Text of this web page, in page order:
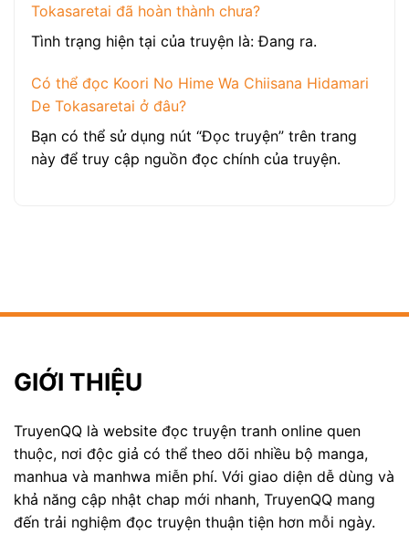
Tokasaretai đã hoàn thành chưa?
Tình trạng hiện tại của truyện là: Đang ra.
Có thể đọc Koori No Hime Wa Chiisana Hidamari
De Tokasaretai ở đâu?
Bạn có thể sử dụng nút “Đọc truyện” trên trang
này để truy cập nguồn đọc chính của truyện.
GIỚI THIỆU
TruyenQQ là website đọc truyện tranh online quen
thuộc, nơi độc giả có thể theo dõi nhiều bộ manga,
manhua và manhwa miễn phí. Với giao diện dễ dùng và
khả năng cập nhật chap mới nhanh, TruyenQQ mang
đến trải nghiệm đọc truyện thuận tiện hơn mỗi ngày.